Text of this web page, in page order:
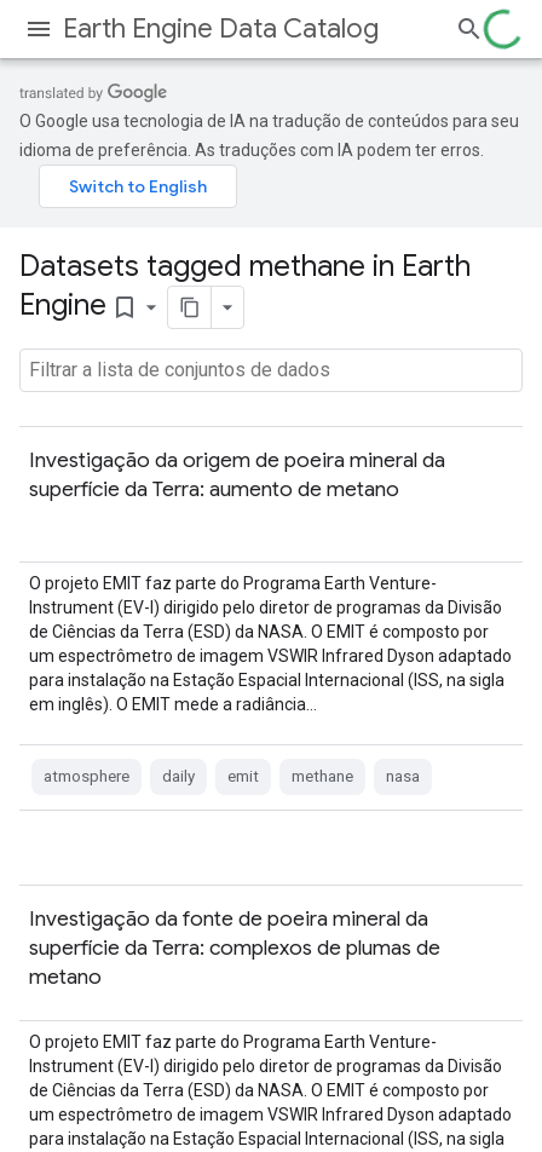
Earth Engine Data Catalog
O Google usa tecnologia de IA na tradução de conteúdos para seu
idioma de preferência. As traduções com IA podem ter erros.
Datasets tagged methane in Earth
Engine bookmark_border
Investigação da origem de poeira mineral da
superfície da Terra: aumento de metano
O projeto EMIT faz parte do Programa Earth Venture-
Instrument (EV-I) dirigido pelo diretor de programas da Divisão
de Ciências da Terra (ESD) da NASA. O EMIT é composto por
um espectrômetro de imagem VSWIR Infrared Dyson adaptado
para instalação na Estação Espacial Internacional (ISS, na sigla
em inglês). O EMIT mede a radiância…
atmosphere daily emit methane nasa
Investigação da fonte de poeira mineral da
superfície da Terra: complexos de plumas de
metano
O projeto EMIT faz parte do Programa Earth Venture-
Instrument (EV-I) dirigido pelo diretor de programas da Divisão
de Ciências da Terra (ESD) da NASA. O EMIT é composto por
um espectrômetro de imagem VSWIR Infrared Dyson adaptado
para instalação na Estação Espacial Internacional (ISS, na sigla